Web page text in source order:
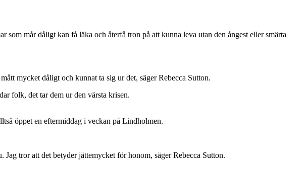
mår dåligt kan få läka och återfå tron på att kunna leva utan den ångest eller smärta
mycket dåligt och kunnat ta sig ur det, säger Rebecca Sutton.
folk, det tar dem ur den värsta krisen.
öppet en eftermiddag i veckan på Lindholmen.
tror att det betyder jättemycket för honom, säger Rebecca Sutton.